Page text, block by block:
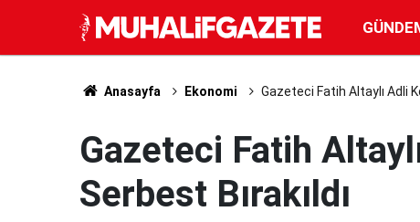
Anasayfa Ekonomi Gazeteci Fatih Altaylı Adli
Gazeteci Fatih
Serbest Bırakıldı